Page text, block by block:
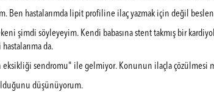
Ben hastalarımda lipit profiline ilaç yazmak için değil
şimdi söyleyeyim. Kendi babasına stent takmış bir
da.
eksikliği sendromu" ile gelmiyor. Konunun ilaçla çözülmesi
düşünüyorum.